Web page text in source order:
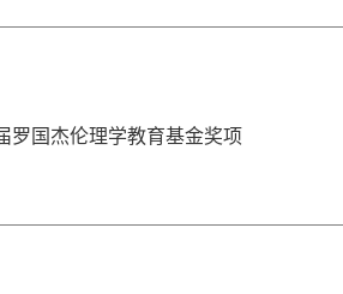
罗国杰伦理学教育基金奖项